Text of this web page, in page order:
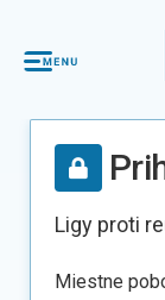
Ligy proti
Miestne